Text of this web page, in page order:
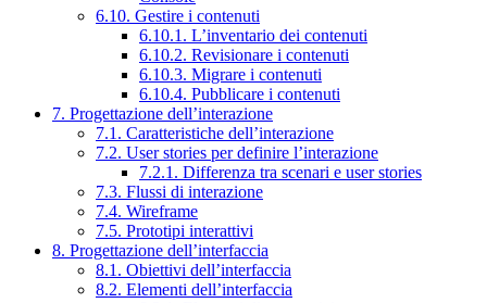
6.10. Gestire i contenuti
6.10.1. L’inventario dei contenuti
6.10.2. Revisionare i contenuti
6.10.3. Migrare i contenuti
6.10.4. Pubblicare i contenuti
7. Progettazione dell’interazione
7.1. Caratteristiche dell’interazione
7.2. User stories per definire l’interazione
7.2.1. Differenza tra scenari e user stories
7.3. Flussi di interazione
7.4. Wireframe
7.5. Prototipi interattivi
8. Progettazione dell’interfaccia
8.1. Obiettivi dell’interfaccia
8.2. Elementi dell’interfaccia